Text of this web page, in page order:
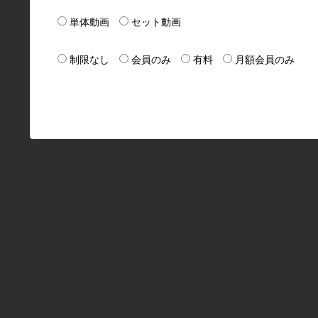
単体動画 セット動画
制限なし 会員のみ 有料 月額会員のみ